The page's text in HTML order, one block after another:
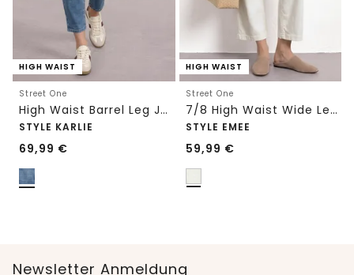
HIGH WAIST
Street One
High Waist Barrel Leg Jeans im Loose Fit
STYLE KARLIE
69,99 €
HIGH WAIST
Street One
7/8 High Waist Wide Leg Jeans im Loose Fit
STYLE EMEE
59,99 €
Newsletter Anmeldung